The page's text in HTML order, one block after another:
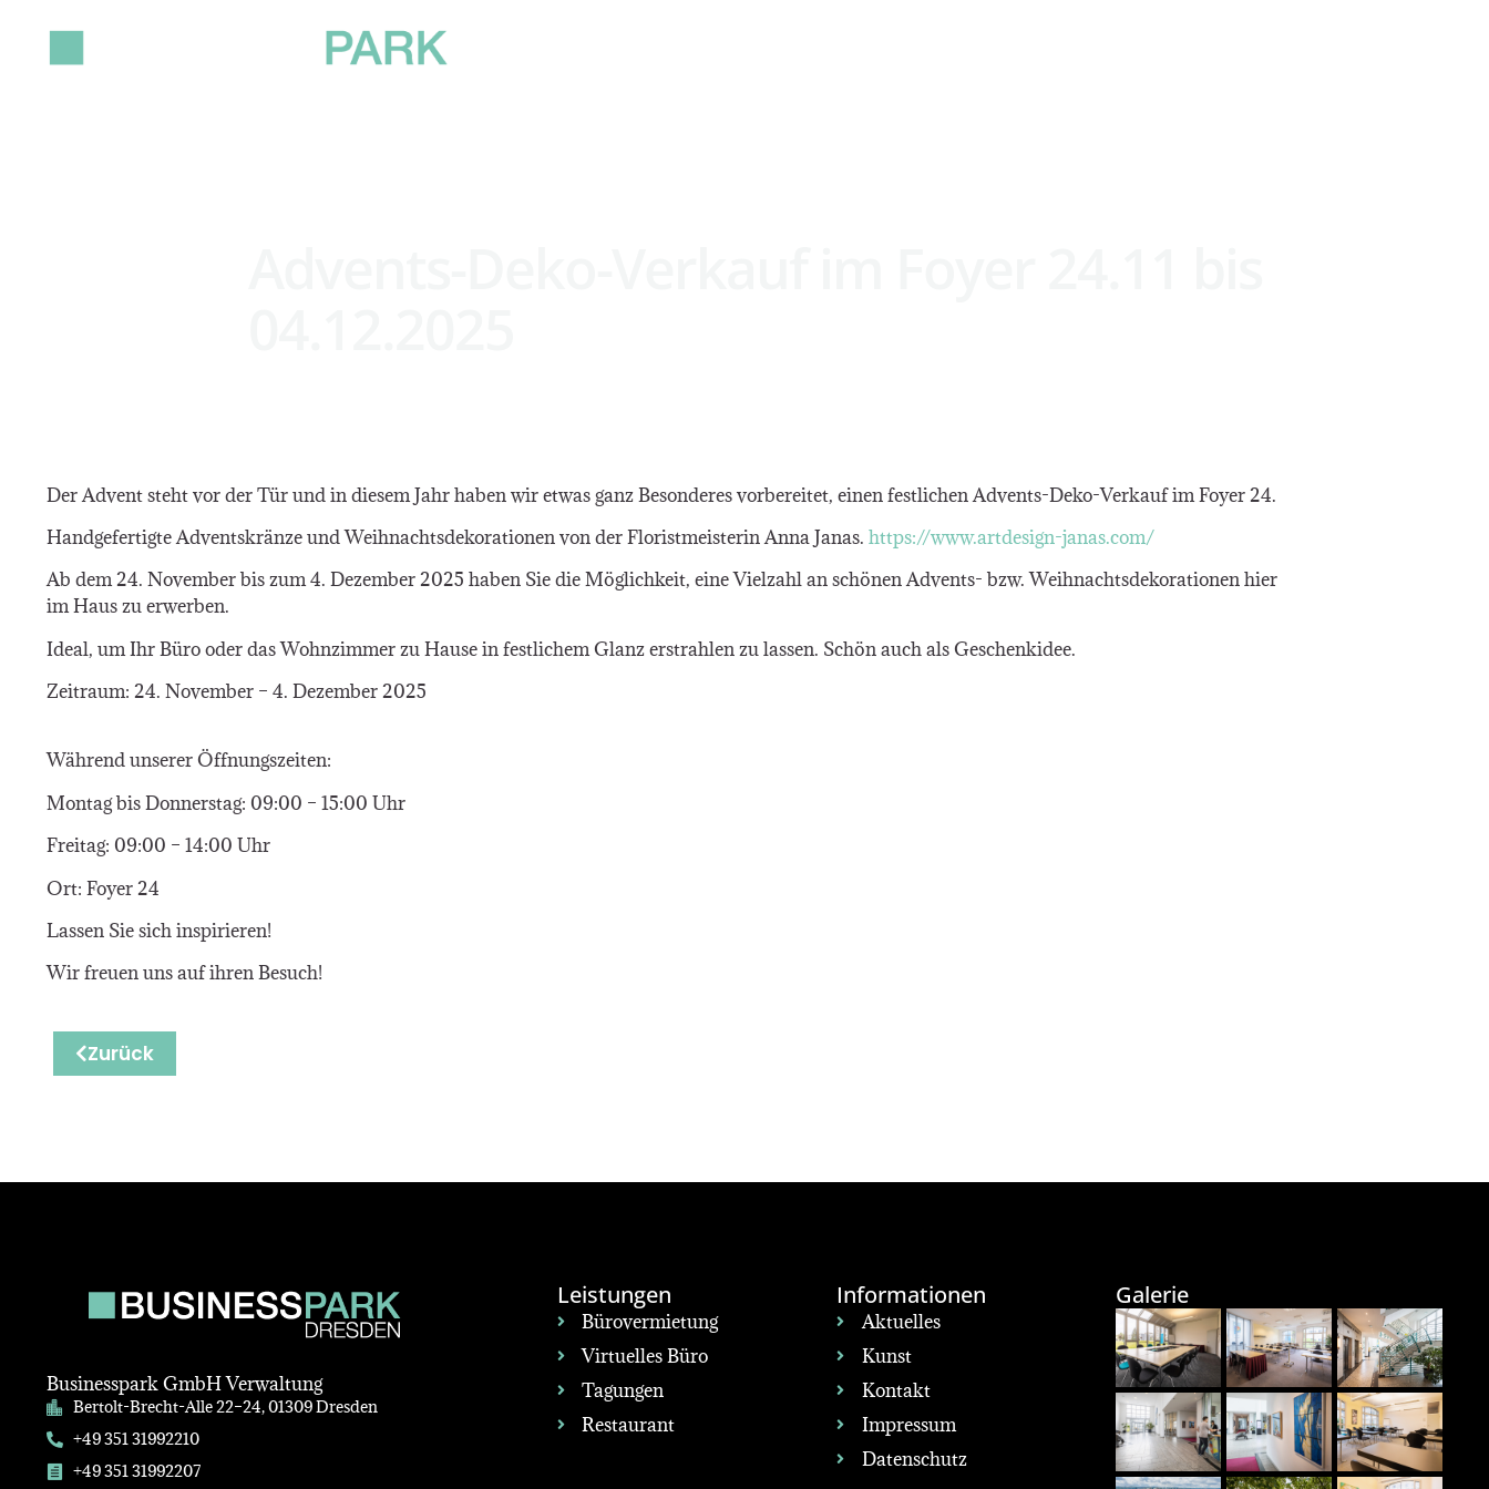
Der Advent steht vor der Tür und in diesem Jahr haben wir etwas ganz Besonderes vorbereitet, einen festlichen Advents-Deko-Verkauf im Foyer 24.
Handgefertigte Adventskränze und Weihnachtsdekorationen von der Floristmeisterin Anna Janas. https://www.artdesign-janas.com/
Ab dem 24. November bis zum 4. Dezember 2025 haben Sie die Möglichkeit, eine Vielzahl an schönen Advents- bzw. Weihnachtsdekorationen hier
im Haus zu erwerben.
Ideal, um Ihr Büro oder das Wohnzimmer zu Hause in festlichem Glanz erstrahlen zu lassen. Schön auch als Geschenkidee.
Zeitraum: 24. November – 4. Dezember 2025
Während unserer Öffnungszeiten:
Montag bis Donnerstag: 09:00 – 15:00 Uhr
Freitag: 09:00 – 14:00 Uhr
Ort: Foyer 24
Lassen Sie sich inspirieren!
Wir freuen uns auf ihren Besuch!
Zurück
Businesspark GmbH Verwaltung
Bertolt-Brecht-Alle 22–24, 01309 Dresden
+49 351 31992210
+49 351 31992207
Leistungen
Bürovermietung
Virtuelles Büro
Tagungen
Restaurant
Informationen
Aktuelles
Kunst
Kontakt
Impressum
Datenschutz
Galerie